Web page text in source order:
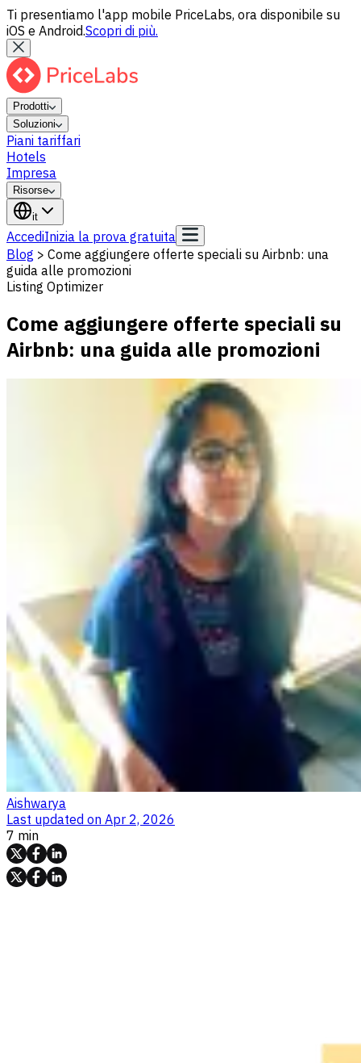
Ti presentiamo l'app mobile PriceLabs, ora disponibile su
iOS e Android.Scopri di più.
Prodotti
Soluzioni
Piani tariffari
Hotels
Impresa
Risorse
it
AccediInizia la prova gratuita
Blog > Come aggiungere offerte speciali su Airbnb: una
guida alle promozioni
Listing Optimizer
Come aggiungere offerte speciali su
Airbnb: una guida alle promozioni
Aishwarya
Last updated on Apr 2, 2026
7 min